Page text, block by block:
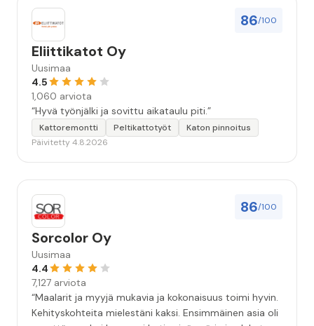
86/100
Eliittikatot Oy
Uusimaa
4.5
1,060 arviota
“Hyvä työnjälki ja sovittu aikataulu piti.”
Kattoremontti Peltikattotyöt
Katon pinnoitus
Päivitetty 4.8.2026
86/100
Sorcolor Oy
Uusimaa
4.4
7,127 arviota
“Maalarit ja myyjä mukavia ja kokonaisuus toimi hyvin.
Kehityskohteita mielestäni kaksi. Ensimmäinen asia oli